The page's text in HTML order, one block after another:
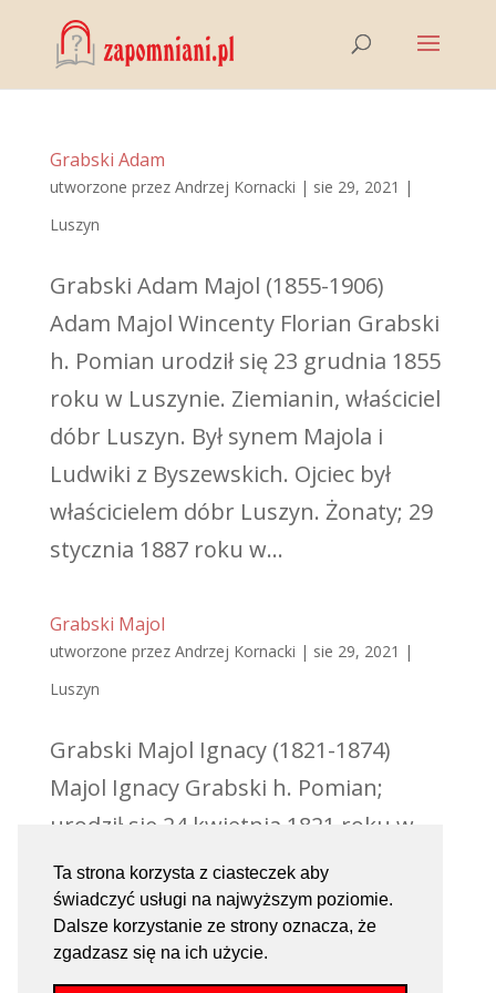
Ta strona korzysta z ciasteczek aby
świadczyć usługi na najwyższym poziomie.
Dalsze korzystanie ze strony oznacza, że
zgadzasz się na ich użycie.
Grabski Adam
utworzone przez Andrzej Kornacki | sie 29, 2021 |
Luszyn
Grabski Adam Majol (1855-1906)
Adam Majol Wincenty Florian Grabski
h. Pomian urodził się 23 grudnia 1855
roku w Luszynie. Ziemianin, właściciel
dóbr Luszyn. Był synem Majola i
Ludwiki z Byszewskich. Ojciec był
właścicielem dóbr Luszyn. Żonaty; 29
stycznia 1887 roku w...
Grabski Majol
utworzone przez Andrzej Kornacki | sie 29, 2021 |
Luszyn
Grabski Majol Ignacy (1821-1874)
Majol Ignacy Grabski h. Pomian;
urodził się 24 kwietnia 1821 roku w
Bryszkach par. Góra św. Małgorzaty;
zmarł 30.06.1874 roku w Luszynie.
Ziemianin, właściciel dóbr Luszyn i